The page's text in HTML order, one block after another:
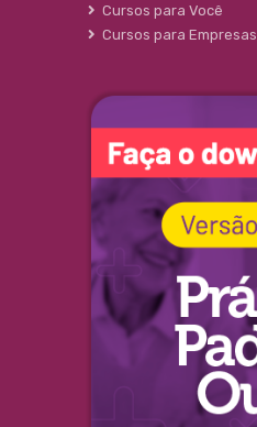
Cursos para Você
Cursos para Empresas